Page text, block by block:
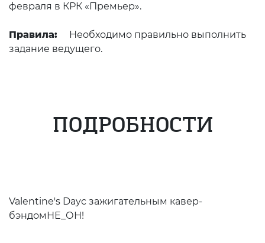
февраля в КРК «Премьер».
Правила:
Необходимо правильно выполнить
задание ведущего.
ПОДРОБНОСТИ
Valentine's Dayс зажигательным кавер-
бэндомНЕ_ОН!